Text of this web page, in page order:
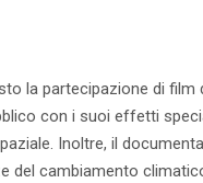
la partecipazione di film
con i suoi effetti
Inoltre, il
del cambiamento